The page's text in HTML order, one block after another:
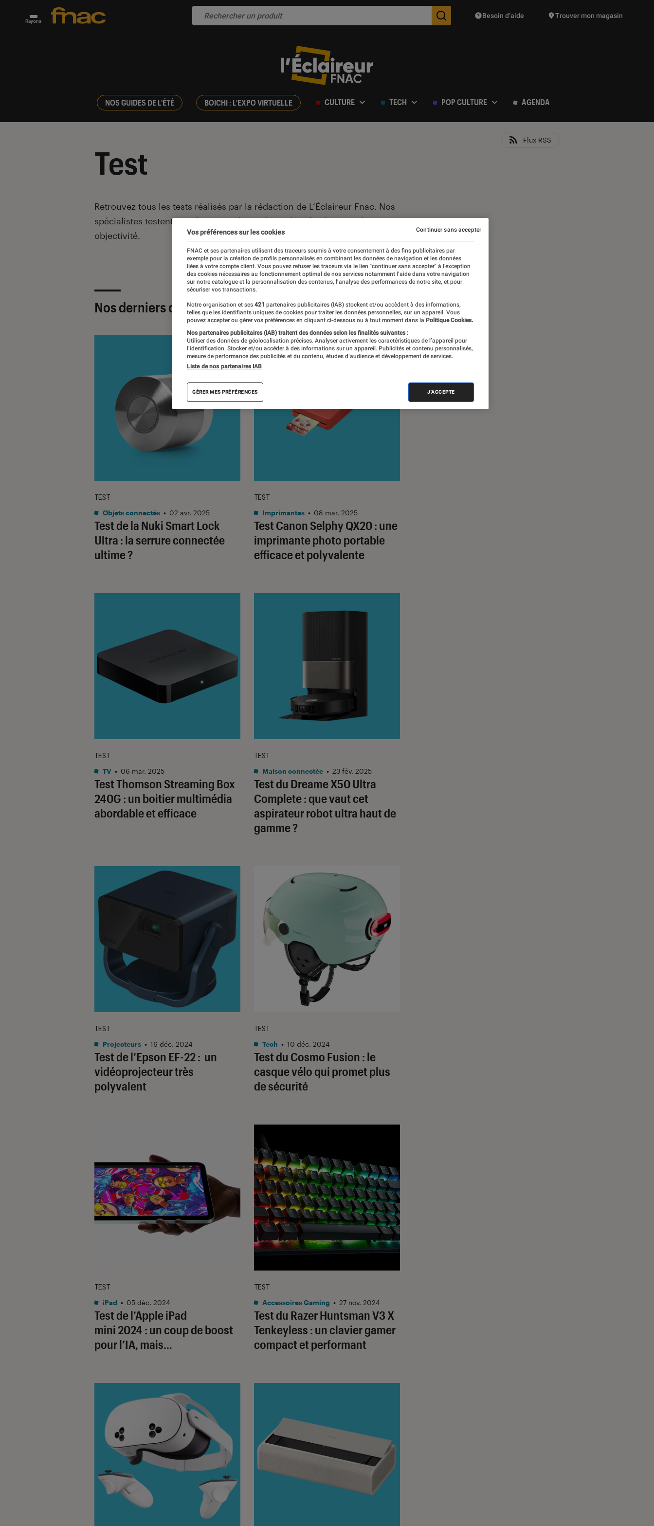
Rayons Des suggestions de produits vont vous être proposées
Besoin d’aide Trouver mon magasin
NOS GUIDES DE L'ÉTÉ BOICHI : L'EXPO VIRTUELLE CULTURE TECH POP CULTURE AGENDA
Test
Flux RSS
Introduction
Retrouvez tous les tests réalisés par la rédaction de L’Éclaireur Fnac. Nos
spécialistes testent tous les types de produits, dans la plus grande
objectivité.
Nos derniers contenus
Test de la Nuki Smart Lock
Ultra : la serrure connectée
ultime ?
TEST
Objets connectés • 02 avr. 2025
Test Canon Selphy QX20 : une
imprimante photo portable
efficace et polyvalente
TEST
Imprimantes • 08 mar. 2025
Test Thomson Streaming Box
240G : un boitier multimédia
abordable et efficace
TEST
TV • 06 mar. 2025
Test du Dreame X50 Ultra
Complete : que vaut cet
aspirateur robot ultra haut de
gamme ?
TEST
Maison connectée • 23 fév. 2025
Test de l’Epson EF-22 : un
vidéoprojecteur très
polyvalent
TEST
Projecteurs • 16 déc. 2024
Test du Cosmo Fusion : le
casque vélo qui promet plus
de sécurité
TEST
Tech • 10 déc. 2024
Test de l’Apple iPad
mini 2024 : un coup de boost
pour l’IA, mais…
TEST
iPad • 05 déc. 2024
Test du Razer Huntsman V3 X
Tenkeyless : un clavier gamer
compact et performant
TEST
Accessoires Gaming • 27 nov. 2024
Vos préférences sur les cookies
FNAC et ses partenaires utilisent des traceurs soumis à votre consentement à des fins publicitaires par
exemple pour la création de profils personnalisés en combinant les données de navigation et les données
liées à votre compte client. Vous pouvez refuser les traceurs via le lien "continuer sans accepter" à l’exception
des cookies nécessaires au fonctionnement optimal de nos services notamment l’aide dans votre navigation
sur notre catalogue et la personnalisation des contenus, l’analyse des performances de notre site, et pour
sécuriser vos transactions.
Notre organisation et ses 421 partenaires publicitaires (IAB) stockent et/ou accèdent à des informations,
telles que les identifiants uniques de cookies pour traiter les données personnelles, sur un appareil. Vous
pouvez accepter ou gérer vos préférences en cliquant ci-dessous ou à tout moment dans la Politique Cookies.
Nos partenaires publicitaires (IAB) traitent des données selon les finalités suivantes :
Utiliser des données de géolocalisation précises. Analyser activement les caractéristiques de l’appareil pour
l’identification. Stocker et/ou accéder à des informations sur un appareil. Publicités et contenu personnalisés,
mesure de performance des publicités et du contenu, études d’audience et développement de services.
Liste de nos partenaires IAB
GÉRER MES PRÉFÉRENCES J'ACCEPTE
Continuer sans accepter